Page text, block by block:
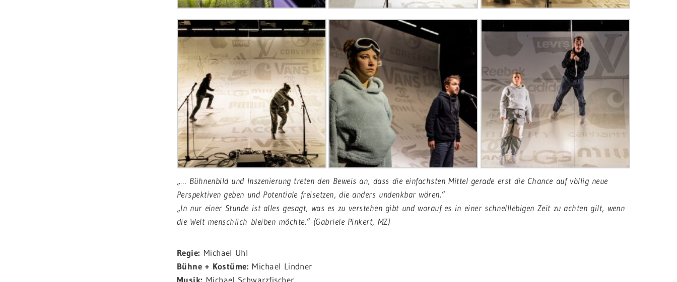
„… Bühnenbild und Inszenierung treten den Beweis an, dass die einfachsten Mittel gerade erst die Chance auf völlig neue
Perspektiven geben und Potentiale freisetzen, die anders undenkbar wären.“
„In nur einer Stunde ist alles gesagt, was es zu verstehen gibt und worauf es in einer schnelllebigen Zeit zu achten gilt, wenn
die Welt menschlich bleiben möchte.“ (Gabriele Pinkert, MZ)
Regie: Michael Uhl
Bühne + Kostüme: Michael Lindner
Musik: Michael Schwarzfischer